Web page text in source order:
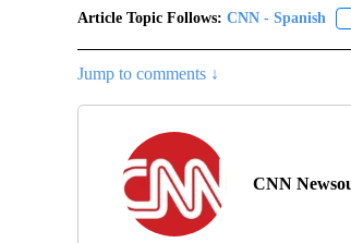
Article Topic Follows: CNN - Spanish
Jump to comments ↓
CNN